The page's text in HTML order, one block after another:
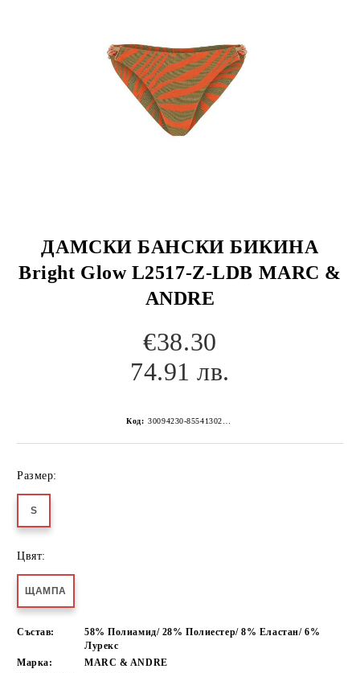
ДАМСКИ БАНСКИ БИКИНА
Bright Glow L2517-Z-LDB MARC &
ANDRE
€38.30
74.91 лв.
Код: 30094230-8554130267152256663
Размер:
S
Цвят:
ЩАМПА
Състав:
58% Полиамид/ 28% Полиестер/ 8% Еластан/ 6%
Лурекс
Марка:
MARC & ANDRE